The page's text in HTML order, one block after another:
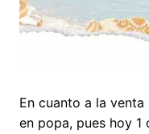
En cuanto a la
en popa, pues hoy 1